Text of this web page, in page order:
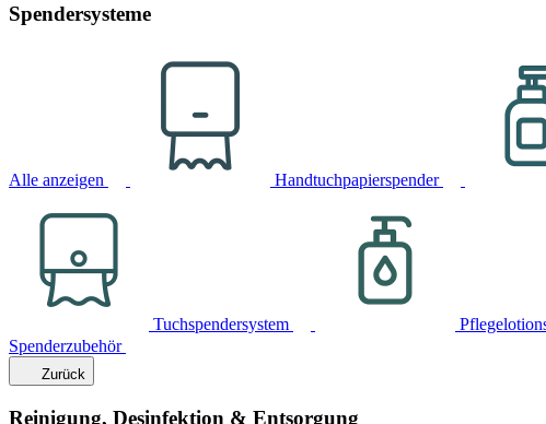
Spendersysteme
Alle anzeigen Handtuchpapierspender
Tuchspendersystem
Spenderzubehör
Zurück
Reinigung, Desinfektion & Entsorgung